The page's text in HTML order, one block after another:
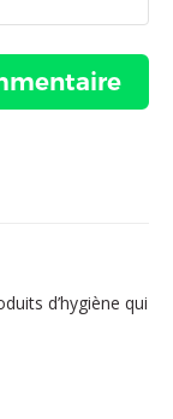
d’hygiène qui